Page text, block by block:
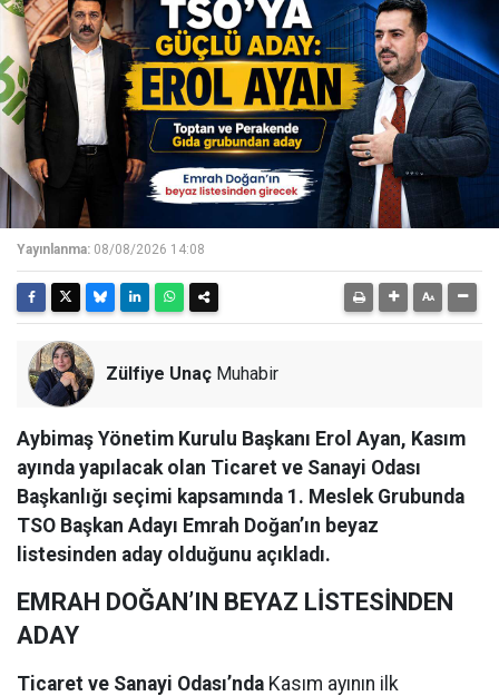
Yayınlanma: 08/08/2026 14:08
Zülfiye Unaç Muhabir
Aybimaş Yönetim Kurulu Başkanı Erol Ayan, Kasım
ayında yapılacak olan Ticaret ve Sanayi Odası
Başkanlığı seçimi kapsamında 1. Meslek Grubunda
TSO Başkan Adayı Emrah Doğan’ın beyaz
listesinden aday olduğunu açıkladı.
EMRAH DOĞAN’IN BEYAZ LİSTESİNDEN
ADAY
Ticaret ve Sanayi Odası’nda Kasım ayının ilk